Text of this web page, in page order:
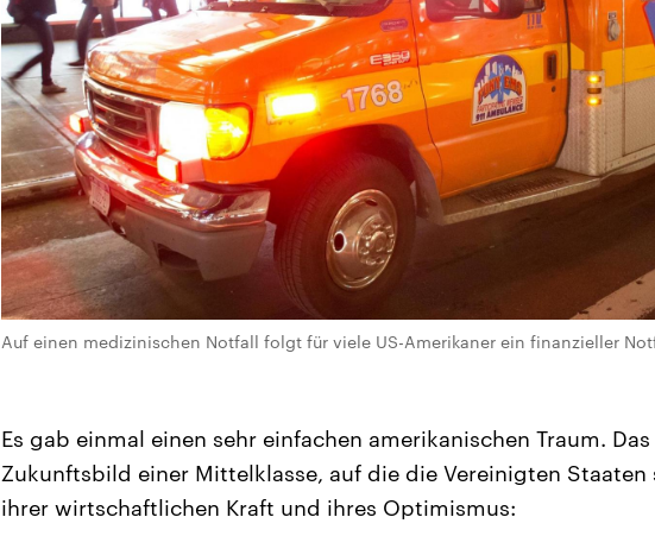
Auf einen medizinischen Notfall folgt für viele US-Amerikaner ein finanzieller
Es gab einmal einen sehr einfachen amerikanischen Traum.
Zukunftsbild einer Mittelklasse, auf die die Vereinigten Staaten
ihrer wirtschaftlichen Kraft und ihres Optimismus: